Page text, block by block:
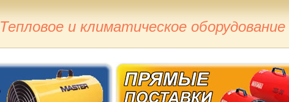
Тепловое и климатическое оборудование